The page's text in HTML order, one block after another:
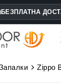
БЕЗПЛАТНА
Zippo